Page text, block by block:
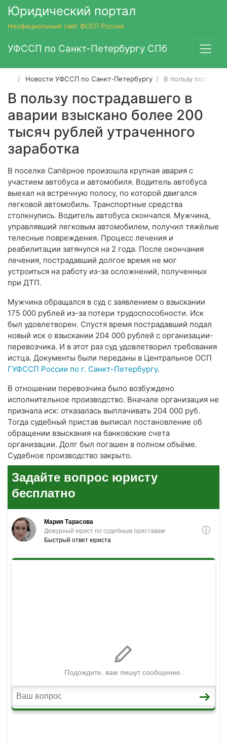
Юридический портал
Неофициальный сайт ФССП России
УФССП по Санкт-Петербургу СПб
Новости УФССП по Санкт-Петербургу В пользу
В пользу пострадавшего в
аварии взыскано более 200
тысяч рублей утраченного
заработка
В поселке Сапёрное произошла крупная авария с
участием автобуса и автомобиля. Водитель автобуса
выехал на встречную полосу, по которой двигался
легковой автомобиль. Транспортные средства
столкнулись. Водитель автобуса скончался. Мужчина,
управлявший легковым автомобилем, получил тяжёлые
телесные повреждения. Процесс лечения и
реабилитации затянулся на 2 года. После окончания
лечения, пострадавший долгое время не мог
устроиться на работу из-за осложнений, полученных
при ДТП.
Мужчина обращался в суд с заявлением о взыскании
175 000 рублей из-за потери трудоспособности. Иск
был удовлетворен. Спустя время пострадавший подал
новый иск о взыскании 204 000 рублей с организации-
перевозчика. И в этот раз суд удовлетворил требования
истца. Документы были переданы в Центральное ОСП
ГУФССП России по г. Санкт-Петербургу.
В отношении перевозчика было возбуждено
исполнительное производство. Вначале организация не
признала иск: отказалась выплачивать 204 000 руб.
Тогда судебный пристав выписал постановление об
обращении взыскания на банковские счета
организации. Долг был погашен в полном объёме.
Судебное производство закрыто.